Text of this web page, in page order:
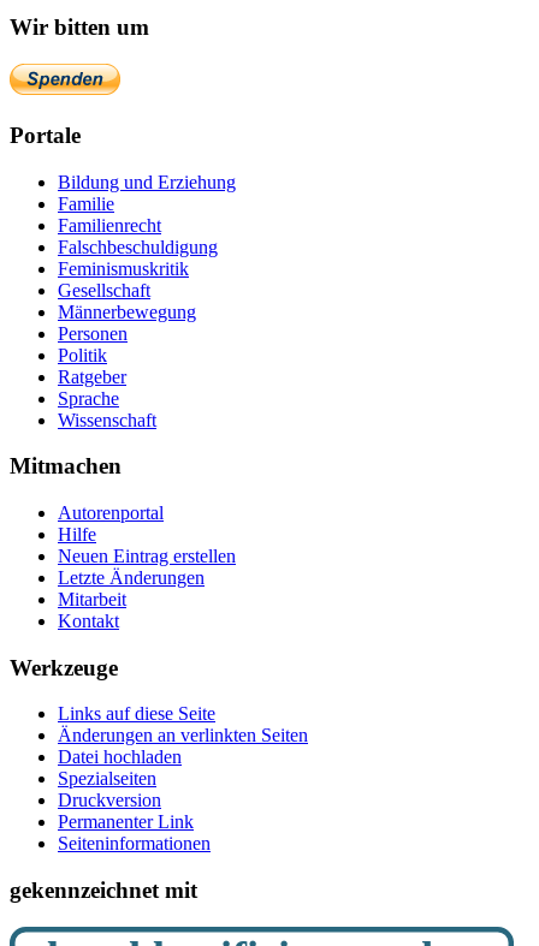
Wir bitten um
Portale
Bildung und Erziehung
Familie
Familienrecht
Falschbeschuldigung
Feminismuskritik
Gesellschaft
Männerbewegung
Personen
Politik
Ratgeber
Sprache
Wissenschaft
Mitmachen
Autorenportal
Hilfe
Neuen Eintrag erstellen
Letzte Änderungen
Mitarbeit
Kontakt
Werkzeuge
Links auf diese Seite
Änderungen an verlinkten Seiten
Datei hochladen
Spezialseiten
Druckversion
Permanenter Link
Seiten­­informationen
gekennzeichnet mit